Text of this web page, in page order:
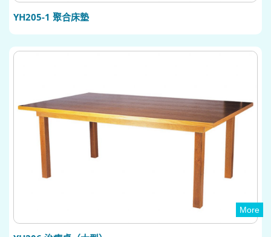
YH205-1 聚合床墊
More